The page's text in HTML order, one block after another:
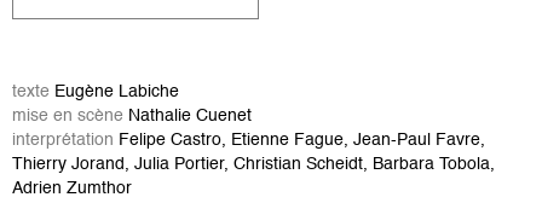
texte Eugène Labiche
mise en scène Nathalie Cuenet
interprétation Felipe Castro, Etienne Fague, Jean-Paul Favre,
Thierry Jorand, Julia Portier, Christian Scheidt, Barbara Tobola,
Adrien Zumthor